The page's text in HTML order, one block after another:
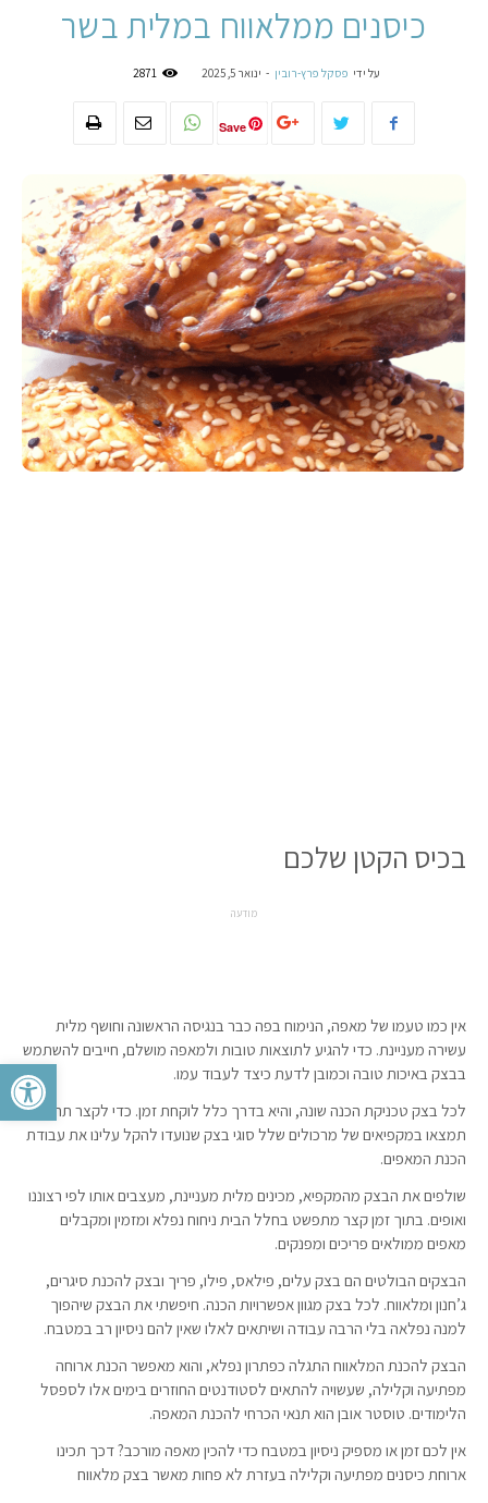
פתח
כיסנים ממלאווח במלית בשר
על ידי פסקל פרץ-רובין - ינואר 5, 2025 2871
Save
בכיס הקטן שלכם
מודעה
אין כמו טעמו של מאפה, הנימוח בפה כבר בנגיסה הראשונה וחושף מלית
עשירה מעניינת. כדי להגיע לתוצאות טובות ולמאפה מושלם, חייבים להשתמש
בבצק באיכות טובה וכמובן לדעת כיצד לעבוד עמו.
לכל בצק טכניקת הכנה שונה, והיא בדרך כלל לוקחת זמן. כדי לקצר תהליכים
תמצאו במקפיאים של מרכולים שלל סוגי בצק שנועדו להקל עלינו את עבודת
הכנת המאפים.
שולפים את הבצק מהמקפיא, מכינים מלית מעניינת, מעצבים אותו לפי רצוננו
ואופים. בתוך זמן קצר מתפשט בחלל הבית ניחוח נפלא ומזמין ומקבלים
מאפים ממולאים פריכים ומפנקים.
הבצקים הבולטים הם בצק עלים, פילאס, פילו, פריך ובצק להכנת סיגרים,
ג’חנון ומלאווח. לכל בצק מגוון אפשרויות הכנה. חיפשתי את הבצק שיהפוך
למנה נפלאה בלי הרבה עבודה ושיתאים לאלו שאין להם ניסיון רב במטבח.
הבצק להכנת המלאווח התגלה כפתרון נפלא, והוא מאפשר הכנת ארוחה
מפתיעה וקלילה, שעשויה להתאים לסטודנטים החוזרים בימים אלו לספסל
הלימודים. טוסטר אובן הוא תנאי הכרחי להכנת המאפה.
אין לכם זמן או מספיק ניסיון במטבח כדי להכין מאפה מורכב? דכך תכינו
ארוחת כיסנים מפתיעה וקלילה בעזרת לא פחות מאשר בצק מלאווח